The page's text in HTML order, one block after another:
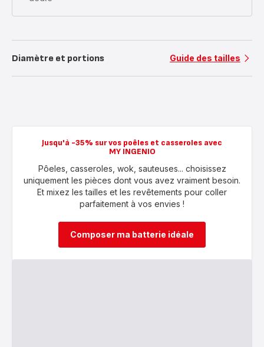
Diamètre et portions Guide des tailles
Jusqu'à -35% sur vos poêles et casseroles avec
MY INGENIO
Pôeles, casseroles, wok, sauteuses... choisissez
uniquement les pièces dont vous avez vraiment besoin.
Et mixez les tailles et les revêtements pour coller
parfaitement à vos envies !
Composer ma batterie idéale